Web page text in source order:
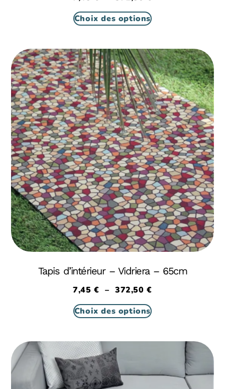
Choix des options
Tapis d’intérieur – Vidriera – 65cm
7,45€ – 372,50€
Choix des options